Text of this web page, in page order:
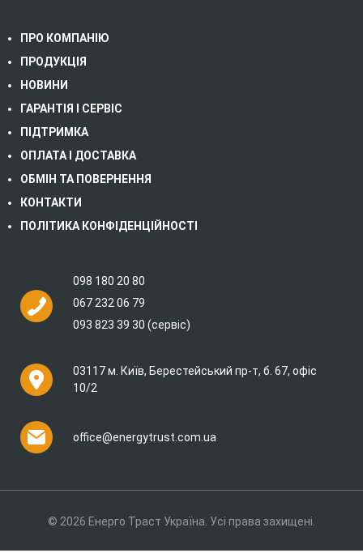
ПРО КОМПАНІЮ
ПРОДУКЦІЯ
НОВИНИ
ГАРАНТІЯ І СЕРВІС
ПІДТРИМКА
ОПЛАТА І ДОСТАВКА
ОБМІН ТА ПОВЕРНЕННЯ
КОНТАКТИ
ПОЛІТИКА КОНФІДЕНЦІЙНОСТІ
098 180 20 80
067 232 06 79
093 823 39 30 (сервіс)
03117 м. Київ, Берестейський пр-т, б. 67, офіс
10/2
office@energytrust.com.ua
© 2026 Енерго Траст Україна. Усі права захищені.